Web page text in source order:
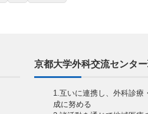
京都大学外科交流センタ
1.互いに連携し、外科診療
成に努める